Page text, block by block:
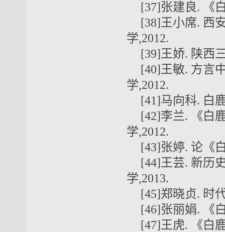
[37]张建良. 《
[38]王小席. 西
学,2012.
[39]王娇. 陕西
[40]王敏. 方言
学,2012.
[41]马向科. 白
[42]李兰. 《白
学,2012.
[43]张婷. 论《
[44]王芸. 新历
学,2013.
[45]郑晓贞. 时
[46]张丽娟. 《
[47]王虎. 《白